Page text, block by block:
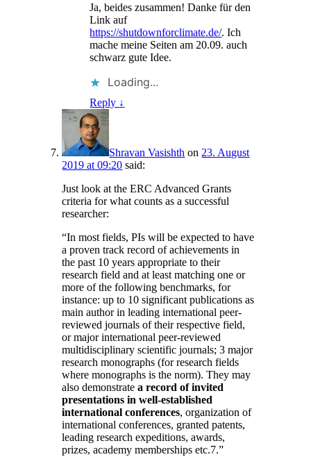
Ja, beides zusammen! Danke für den
Link auf
https://shutdownforclimate.de/. Ich
mache meine Seiten am 20.09. auch
schwarz gute Idee.
Loading...
Reply ↓
Shravan Vasishth on 23. August
2019 at 09:20 said:
Just look at the ERC Advanced Grants
criteria for what counts as a successful
researcher:
“In most fields, PIs will be expected to have
a proven track record of achievements in
the past 10 years appropriate to their
research field and at least matching one or
more of the following benchmarks, for
instance: up to 10 significant publications as
main author in leading international peer-
reviewed journals of their respective field,
or major international peer-reviewed
multidisciplinary scientific journals; 3 major
research monographs (for research fields
where monographs is the norm). They may
also demonstratea record of invited
presentations in well-established
international conferences, organization of
international conferences, granted patents,
leading research expeditions, awards,
prizes, academy memberships etc.7.”